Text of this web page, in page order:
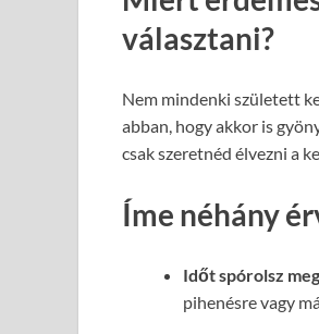
választani?
Nem mindenki született
abban, hogy akkor is
csak szeretnéd élvezni a
Íme néhány
Időt spórolsz
pihenésre vagy